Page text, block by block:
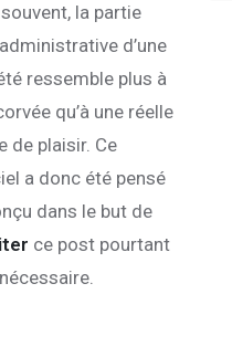
la partie
d’une
ressemble plus à
qu’à une réelle
de plaisir. Ce
a donc été pensé
dans le but de
ce post pourtant